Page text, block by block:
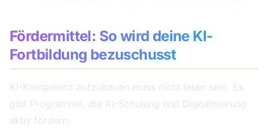
Fördermittel: So wird deine KI-
Fortbildung bezuschusst
KI-Kompetenz aufzubauen muss nicht teuer sein. Es
gibt Programme, die KI-Schulung und Digitalisierung
aktiv fördern: